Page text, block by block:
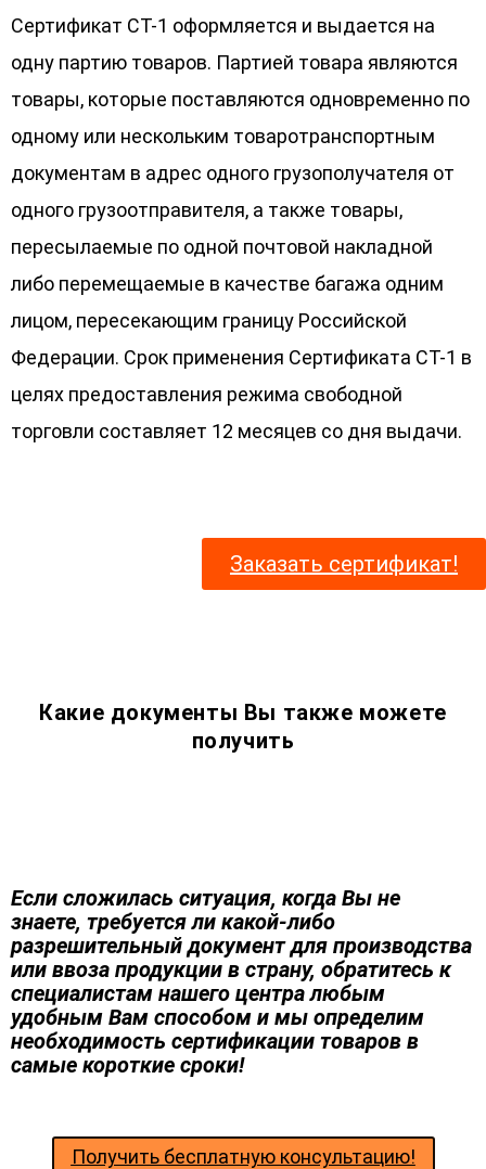
Сертификат СТ-1 оформляется и выдается на
одну партию товаров. Партией товара являются
товары, которые поставляются одновременно по
одному или нескольким товаротранспортным
документам в адрес одного грузополучателя от
одного грузоотправителя, а также товары,
пересылаемые по одной почтовой накладной
либо перемещаемые в качестве багажа одним
лицом, пересекающим границу Российской
Федерации. Срок применения Сертификата СТ-1 в
целях предоставления режима свободной
торговли составляет 12 месяцев со дня выдачи.
Заказать сертификат!
Какие документы Вы также можете
получить
Если сложилась ситуация, когда Вы не
знаете, требуется ли какой-либо
разрешительный документ для производства
или ввоза продукции в страну, обратитесь к
специалистам нашего центра любым
удобным Вам способом и мы определим
необходимость сертификации товаров в
самые короткие сроки!
Получить бесплатную консультацию!